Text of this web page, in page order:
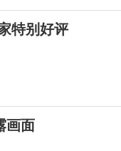
特别好评
画面